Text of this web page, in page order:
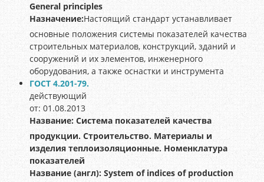
General principles
Назначение:Настоящий стандарт устанавливает
основные положения системы показателей качества
строительных материалов, конструкций, зданий и
сооружений и их элементов, инженерного
оборудования, а также оснастки и инструмента
ГОСТ 4.201-79.
действующий
от: 01.08.2013
Название: Система показателей качества
продукции. Строительство. Материалы и
изделия теплоизоляционные. Номенклатура
показателей
Название (англ): System of indices of production